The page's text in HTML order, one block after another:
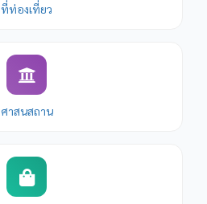
ที่ท่องเที่ยว
ศาสนสถาน